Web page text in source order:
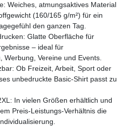
Weiches, atmungsaktives Material
(160/165 g/m²) für ein
den ganzen Tag.
Glatte Oberfläche für
– ideal für
Werbung, Vereine und Events.
Ob Freizeit, Arbeit, Sport oder
unbedruckte Basic-Shirt passt zu
In vielen Größen erhältlich und
Preis-Leistungs-Verhältnis die